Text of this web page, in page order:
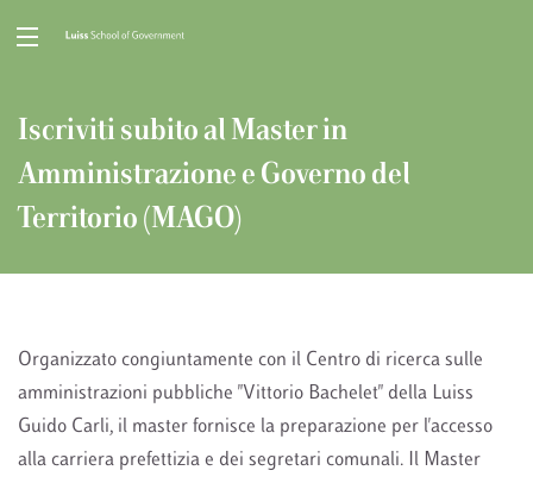
Iscriviti subito al Master in
Amministrazione e Governo del
Territorio (MAGO)
Organizzato congiuntamente con il Centro di ricerca sulle
amministrazioni pubbliche "Vittorio Bachelet" della Luiss
Guido Carli, il master fornisce la preparazione per l'accesso
alla carriera prefettizia e dei segretari comunali. Il Master